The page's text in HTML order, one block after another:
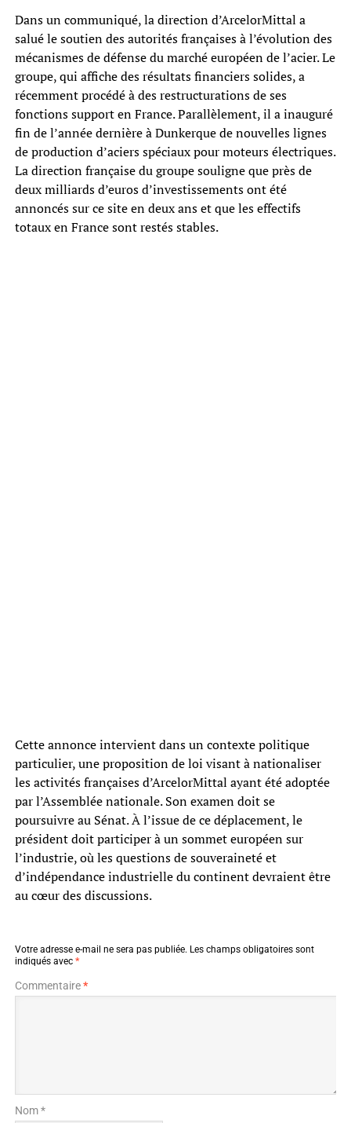
Dans un communiqué, la direction d’ArcelorMittal a
salué le soutien des autorités françaises à l’évolution des
mécanismes de défense du marché européen de l’acier. Le
groupe, qui affiche des résultats financiers solides, a
récemment procédé à des restructurations de ses
fonctions support en France. Parallèlement, il a inauguré
fin de l’année dernière à Dunkerque de nouvelles lignes
de production d’aciers spéciaux pour moteurs électriques.
La direction française du groupe souligne que près de
deux milliards d’euros d’investissements ont été
annoncés sur ce site en deux ans et que les effectifs
totaux en France sont restés stables.
Cette annonce intervient dans un contexte politique
particulier, une proposition de loi visant à nationaliser
les activités françaises d’ArcelorMittal ayant été adoptée
par l’Assemblée nationale. Son examen doit se
poursuivre au Sénat. À l’issue de ce déplacement, le
président doit participer à un sommet européen sur
l’industrie, où les questions de souveraineté et
d’indépendance industrielle du continent devraient être
au cœur des discussions.
Votre adresse e-mail ne sera pas publiée. Les champs obligatoires sont
indiqués avec *
Commentaire*
Nom *